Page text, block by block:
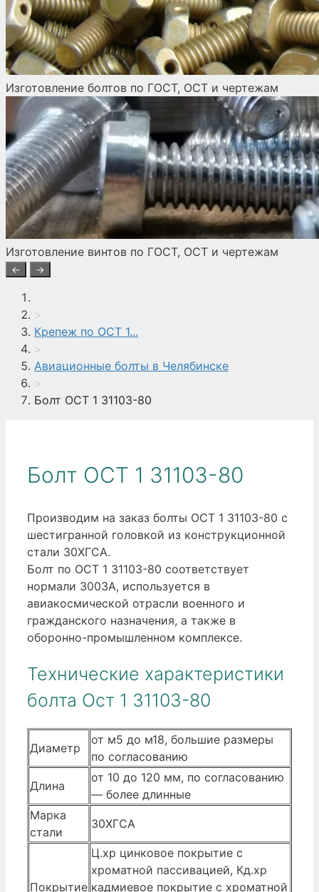
Изготовление болтов по ГОСТ, ОСТ и чертежам
Изготовление винтов по ГОСТ, ОСТ и чертежам
← →
>
Крепеж по ОСТ 1...
>
Авиационные болты в Челябинске
>
Болт ОСТ 1 31103-80
Болт ОСТ 1 31103-80
Производим на заказ болты ОСТ 1 31103-80 с
шестигранной головкой из конструкционной
стали 30ХГСА.
Болт по ОСТ 1 31103-80 соответствует
нормали 3003А, используется в
авиакосмической отрасли военного и
гражданского назначения, а также в
оборонно-промышленном комплексе.
Технические характеристики
болта Ост 1 31103-80
Диаметр
от м5 до м18, большие размеры
по согласованию
Длина
от 10 до 120 мм, по согласованию
— более длинные
Марка
стали
30ХГСА
Покрытие
Ц.хр цинковое покрытие с
хроматной пассивацией, Кд.хр
кадмиевое покрытие с хроматной